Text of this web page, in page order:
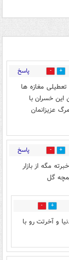
18 پاسخ
مغازه ها
خسران با
عزیزانمان
6 پاسخ
مگه از بازار
گل
21
و آخرتت رو با